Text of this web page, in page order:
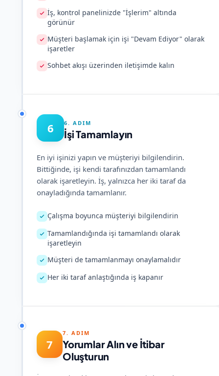
İş, kontrol panelinizde "İşlerim" altında
görünür
Müşteri başlamak için işi "Devam Ediyor" olarak
işaretler
Sohbet akışı üzerinden iletişimde kalın
6 6. ADIM
İşi Tamamlayın
En iyi işinizi yapın ve müşteriyi bilgilendirin.
Bittiğinde, işi kendi tarafınızdan tamamlandı
olarak işaretleyin. İş, yalnızca her iki taraf da
onayladığında tamamlanır.
Çalışma boyunca müşteriyi bilgilendirin
Tamamlandığında işi tamamlandı olarak
işaretleyin
Müşteri de tamamlanmayı onaylamalıdır
Her iki taraf anlaştığında iş kapanır
7
7. ADIM
Yorumlar Alın ve İtibar
Oluşturun